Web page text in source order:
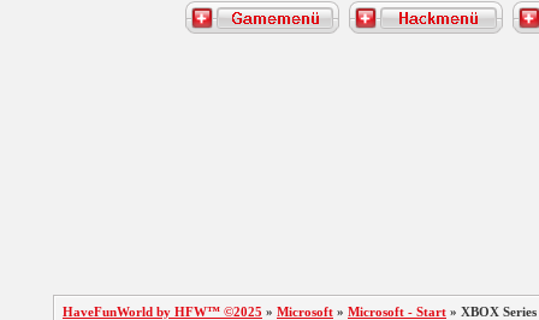
HaveFunWorld by HFW™ ©2025 » Microsoft » Microsoft - Start » XBOX Series